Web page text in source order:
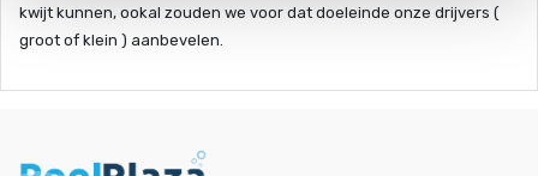
kwijt kunnen, ookal zouden we voor dat doeleinde onze drijvers (
groot of klein ) aanbevelen.